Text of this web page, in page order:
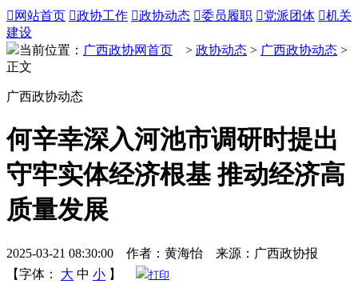
 网站首页 政协工作 政协动态 委员履职 党派团体 机关
建设
当前位置： 广西政协网首页 > 政协动态 > 广西政协动态 >
正文
广西政协动态
何辛幸深入河池市调研时提出
守牢实体经济根基 推动经济高
质量发展
2025-03-21 08:30:00 作者：黄海怡 来源：广西政协报
【字体：
大 中 小 】 打印